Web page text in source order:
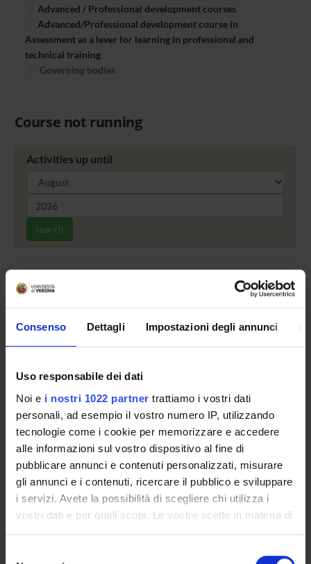
Consenso Dettagli Impostazioni degli annunci
Uso responsabile dei dati
Noi e i nostri 1022 partner trattiamo i vostri dati
personali, ad esempio il vostro numero IP, utilizzando
tecnologie come i cookie per memorizzare e accedere
alle informazioni sul vostro dispositivo al fine di
pubblicare annunci e contenuti personalizzati, misurare
gli annunci e i contenuti, ricercare il pubblico e sviluppare
i servizi. Avete la possibilità di scegliere chi utilizza i
vostri dati e per quali scopi. Le vostre scelte in materia di
privacy sono applicabili solo su questa proprietà digitale
Advanced / Professional development courses
Advanced/Professional development course in
Assessment as a lever for learning in professional and
technical training
Governing bodies
Course not running
Activities up until
search
Comitato scientifico del Corso di perfezionamento e di
aggiornamento professionale in La valutazione come leva
Overview
Enrolment Policy
Degree Programme
Courses